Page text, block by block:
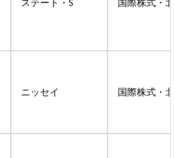
ニッセイ 国際株式・